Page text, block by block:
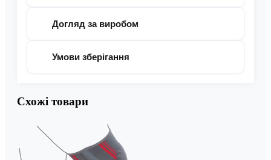
Догляд за виробом
Умови зберігання
Схожі товари